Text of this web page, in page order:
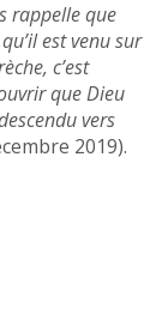
rappelle que
est venu sur
c’est
que Dieu
vers
2019).